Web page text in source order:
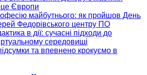
Європи
майбутнього: як пройшов День
Федорівського центру ПО
в дії: сучасні підходи до
середовищі
та впевнено крокуємо в